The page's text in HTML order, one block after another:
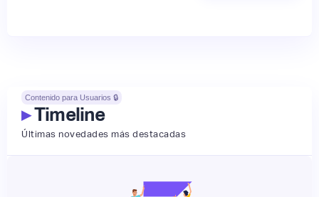
Contenido para Usuarios 🔒
▸Timeline
Últimas novedades más destacadas